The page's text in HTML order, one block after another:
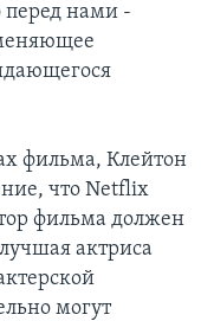
перед нами -
фильма, Клейтон
что Netflix
фильма должен
актриса
могут